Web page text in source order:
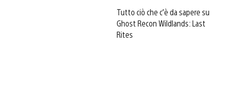
Tutto ciò che c’è da sapere su
Ghost Recon Wildlands: Last
Rites